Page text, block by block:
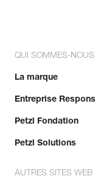
QUI SOMMES-
La marque
Entreprise
Petzl Fondation
Petzl Solutions
AUTRES SITES WEB